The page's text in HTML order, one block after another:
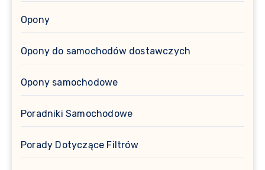
Opony
Opony do samochodów dostawczych
Opony samochodowe
Poradniki Samochodowe
Porady Dotyczące Filtrów